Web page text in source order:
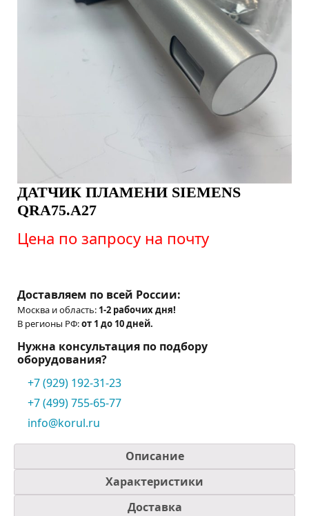
ДАТЧИК ПЛАМЕНИ SIEMENS
QRA75.A27
Цена по запросу на почту
Доставляем по всей России:
Москва и область: 1-2 рабочих дня!
В регионы РФ:от 1 до 10 дней.
Нужна консультация по подбору
оборудования?
+7 (929) 192-31-23
+7 (499) 755-65-77
info@korul.ru
Описание
Характеристики
Доставка